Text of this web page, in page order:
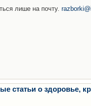
лише на почту.
статьи о здоровье,